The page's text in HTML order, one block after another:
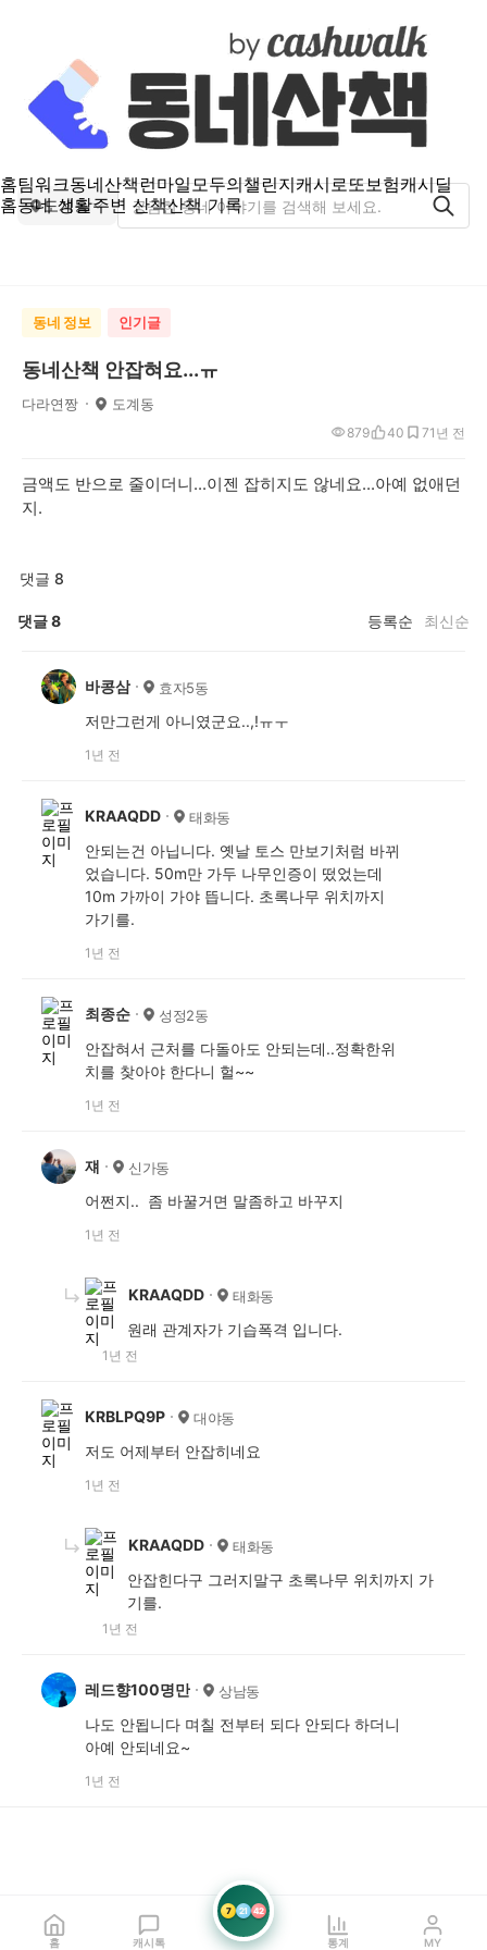
홈팀워크동네산책런마일모두의챌린지캐시로또보험캐시딜
홈동네 생활주변 산책산책 기록
도계동
동네 정보 인기글
동네산책 안잡혀요...ㅠ
다라연짱 도계동
1년 전
879 40 7
금액도 반으로 줄이더니...이젠 잡히지도 않네요...아예 없애던
지.
댓글 8
댓글8 등록순 최신순
바콩삼 효자5동
저만그런게 아니였군요..,!ㅠㅜ
1년 전
KRAAQDD 태화동
안되는건 아닙니다. 옛날 토스 만보기처럼 바뀌
었습니다. 50m만 가두 나무인증이 떴었는데
10m 가까이 가야 뜹니다. 초록나무 위치까지
가기를.
1년 전
최종순 성정2동
안잡혀서 근처를 다돌아도 안되는데..정확한위
치를 찾아야 한다니 헐~~
1년 전
쟤 신가동
어쩐지.. 좀 바꿀거면 말좀하고 바꾸지
1년 전
KRAAQDD 태화동
원래 관계자가 기습폭격 입니다.
1년 전
KRBLPQ9P 대야동
저도 어제부터 안잡히네요
1년 전
KRAAQDD 태화동
안잡힌다구 그러지말구 초록나무 위치까지 가
기를.
1년 전
레드향100명만 상남동
나도 안됩니다 며칠 전부터 되다 안되다 하더니
아예 안되네요~
1년 전
홈 캐시톡
7 21 42
통계 MY